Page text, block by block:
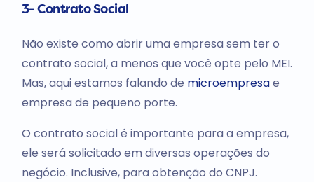
3- Contrato Social
Não existe como abrir uma empresa sem ter o
contrato social, a menos que você opte pelo MEI.
Mas, aqui estamos falando de microempresae
empresa de pequeno porte.
O contrato social é importante para a empresa,
ele será solicitado em diversas operações do
negócio. Inclusive, para obtenção do CNPJ.